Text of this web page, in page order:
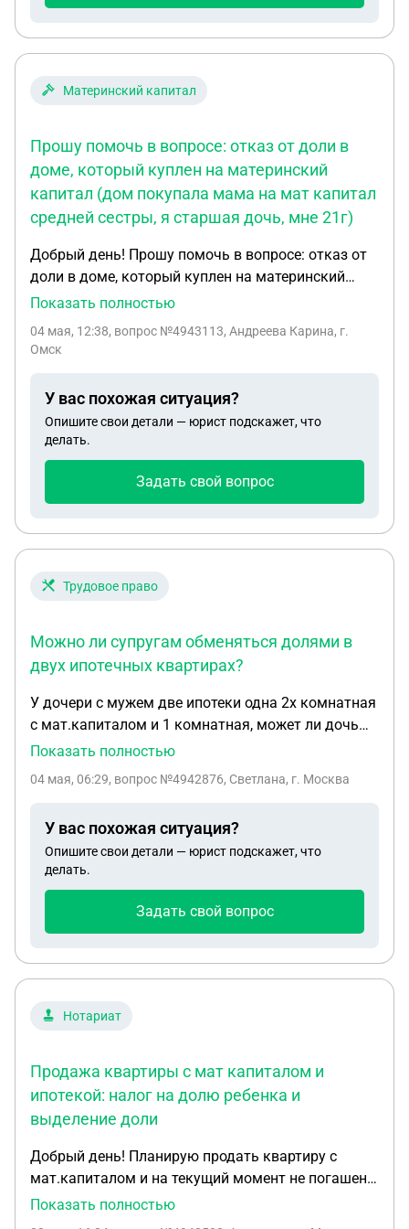
Может ли моя мама без согласия её бывшего
квартиру или сдать её кому-то в аренду? 3. Есть
подвергается с его стороны унижениям, или он
делает в квартире что-то незаконное? Или в
каком-угодно другом случае, если ли хоть что-то,
что позволит ей вернуть её квартиру обратно?
Материнский капитал
Прошу помочь в вопросе: отказ от доли в
доме, который куплен на материнский
капитал (дом покупала мама на мат капитал
средней сестры, я старшая дочь, мне 21г)
Добрый день! Прошу помочь в вопросе: отказ от
доли в доме, который куплен на материнский
капитал (дом покупала мама на мат капитал
отказаться от своей доли, но не понимаю с чего
живу в этом доме 6 лет - родители жили и не
платили, с 18 долги и на меня идут. Я готова
заплатить долг свой, перед отказом, чтобы я
была чиста. Прошу помочь пожалуйста!
Показать полностью
04 мая, 12:38, вопрос №4943113, Андреева Карина, г.
Омск
У вас похожая ситуация?
Опишите свои детали — юрист подскажет, что
делать.
Задать свой вопрос
Трудовое право
Можно ли супругам обменяться долями в
двух ипотечных квартирах?
У дочери с мужем две ипотеки одна 2х комнатная
с мат.капиталом и 1 комнатная, может ли дочь
отказаться от однокомнатной квартиры в пользу
куда надо обращаться?
Показать полностью
04 мая, 06:29, вопрос №4942876, Светлана, г. Москва
У вас похожая ситуация?
Опишите свои детали — юрист подскажет, что
делать.
Задать свой вопрос
Нотариат
Продажа квартиры с мат капиталом и
ипотекой: налог на долю ребенка и
выделение доли
Добрый день! Планирую продать квартиру с
мат.капиталом и на текущий момент не погашена
ипотека. Квартира куплена в 2020 году, долю
Показать полностью